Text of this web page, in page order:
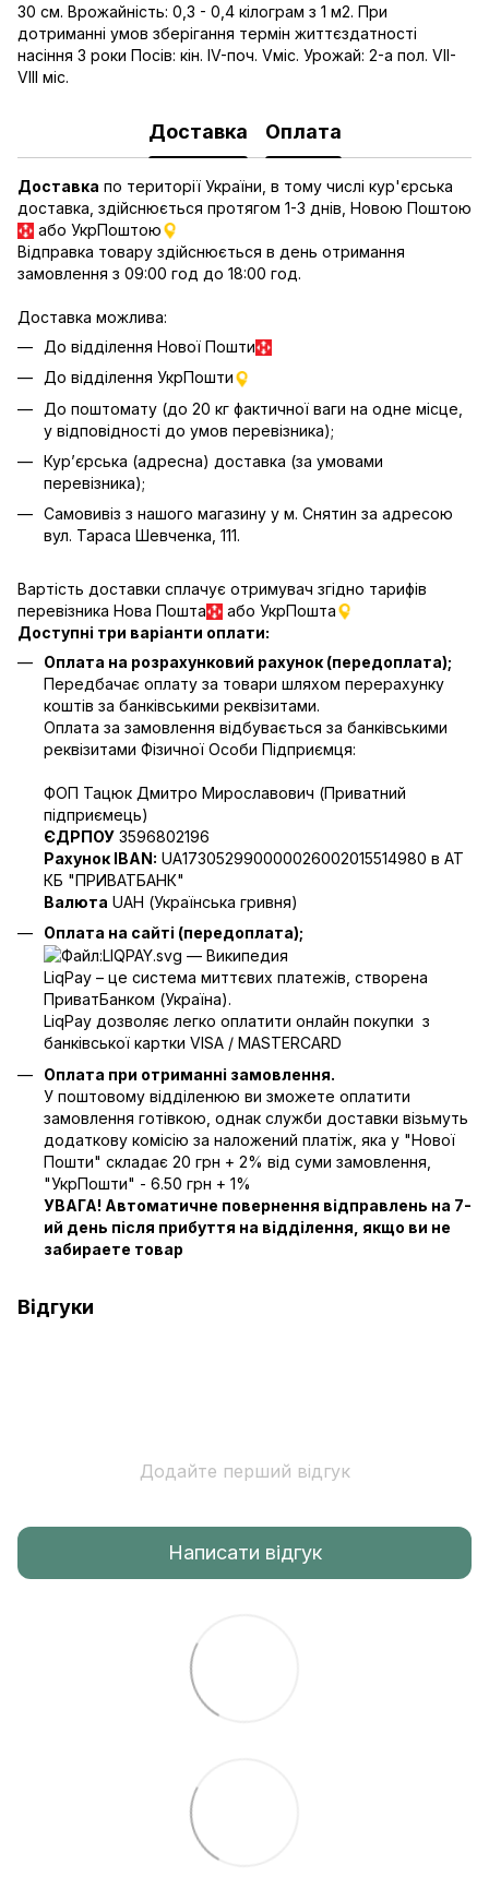
30 см. Врожайність: 0,3 - 0,4 кілограм з 1 м2. При
дотриманні умов зберігання термін життєздатності
насіння 3 роки Посів: кін. IV-поч. Vміс. Урожай: 2-а пол. VII-
VIII міс.
Доставка Оплата
Доставка по території України, в тому числі кур'єрська
доставка, здійснюється протягом 1-3 днів, Новою Поштою
або УкрПоштою
Відправка товару здійснюється в день отримання
замовлення з 09:00 год до 18:00 год.
Доставка можлива:
До відділення Нової Пошти
До відділення УкрПошти
До поштомату (до 20 кг фактичної ваги на одне місце,
у відповідності до умов перевізника);
Кур’єрська (адресна) доставка (за умовами
перевізника);
Самовивіз з нашого магазину у м. Снятин за адресою
вул. Тараса Шевченка, 111.
Вартість доставки сплачує отримувач згідно тарифів
перевізника Нова Пошта
або УкрПошта
Доступні три варіанти оплати:
Оплата на розрахунковий рахунок (передоплата);
Передбачає оплату за товари шляхом перерахунку
коштів за банківськими реквізитами.
Оплата за замовлення відбувається за банківськими
реквізитами Фізичної Особи Підприємця:
ФОП Тацюк Дмитро Мирославович (Приватний
пiдприємець)
ЄДРПОУ 3596802196
Рахунок IBAN: UA173052990000026002015514980 в АТ
КБ "ПРИВАТБАНК"
Валюта UAH (Українська гривня)
Оплата на сайті (передоплата);
LiqPay – це система миттєвих платежів, створена
ПриватБанком (Україна).
LiqPay дозволяє легко оплатити онлайн покупки з
банківської картки VISA / MASTERCARD
Оплата при отриманні замовлення.
У поштовому відділенюю ви зможете оплатити
замовлення готівкою, однак служби доставки візьмуть
додаткову комісію за наложений платіж, яка у "Нової
Пошти" складає 20 грн + 2% від суми замовлення,
"УкрПошти" - 6.50 грн + 1%
УВАГА! Автоматичне повернення відправлень на 7-
ий день після прибуття на відділення, якщо ви не
забираете товар
Відгуки
Додайте перший відгук
Написати відгук